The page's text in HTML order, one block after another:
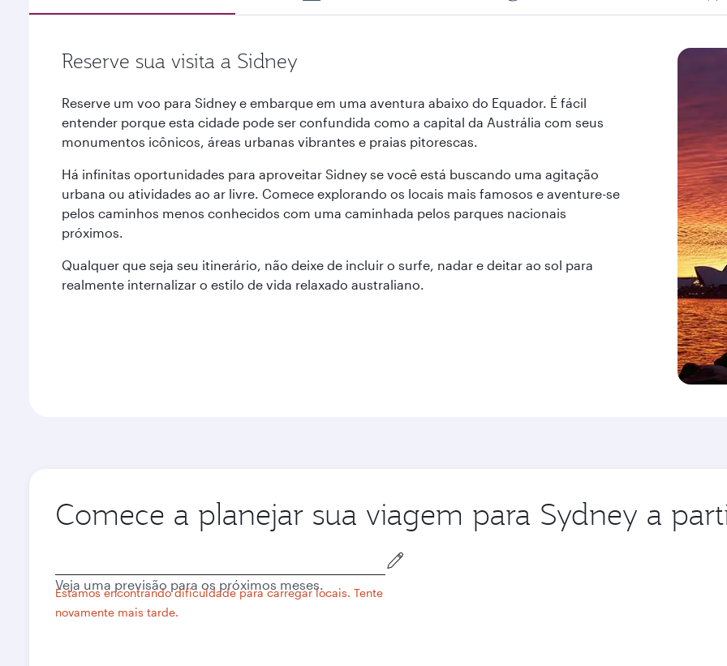
Reserve sua visita a Sidney
Reserve um voo para Sidney e embarque em uma aventura abaixo do Equador. É fácil
entender porque esta cidade pode ser confundida como a capital da Austrália com seus
monumentos icônicos, áreas urbanas vibrantes e praias pitorescas.
Há infinitas oportunidades para aproveitar Sidney se você está buscando uma agitação
urbana ou atividades ao ar livre. Comece explorando os locais mais famosos e aventure-se
pelos caminhos menos conhecidos com uma caminhada pelos parques nacionais
próximos.
Qualquer que seja seu itinerário, não deixe de incluir o surfe, nadar e deitar ao sol para
realmente internalizar o estilo de vida relaxado australiano.
Comece a planejar sua viagem para Sydney a
origem
Estamos encontrando dificuldade para carregar locais. Tente
novamente mais tarde.
Veja uma previsão para os próximos meses.